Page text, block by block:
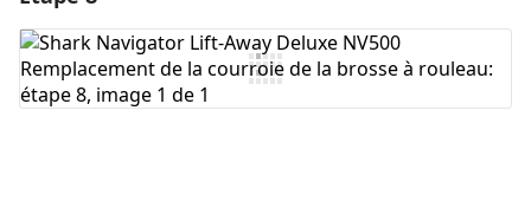
Ajouter un commentaire